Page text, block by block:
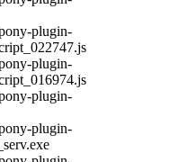
plugin-
plugin-
plugin-
plugin-